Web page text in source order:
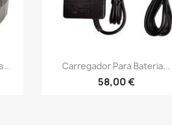
Vista rápida
Carregador Para Bateria...
58,00 €